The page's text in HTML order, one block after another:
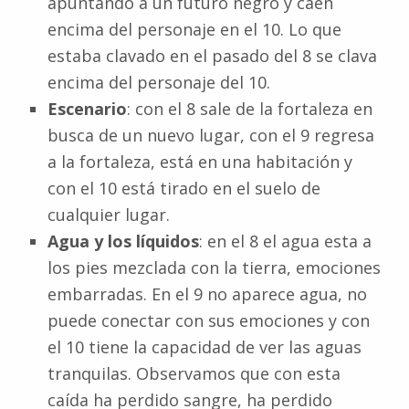
encima del personaje en el 10. Lo que
estaba clavado en el pasado del 8 se clava
encima del personaje del 10.
Escenario: con el 8 sale de la fortaleza en
busca de un nuevo lugar, con el 9 regresa
a la fortaleza, está en una habitación y
con el 10 está tirado en el suelo de
cualquier lugar.
Agua y los líquidos: en el 8 el agua esta a
los pies mezclada con la tierra, emociones
embarradas. En el 9 no aparece agua, no
puede conectar con sus emociones y con
el 10 tiene la capacidad de ver las aguas
tranquilas. Observamos que con esta
caída ha perdido sangre, ha perdido